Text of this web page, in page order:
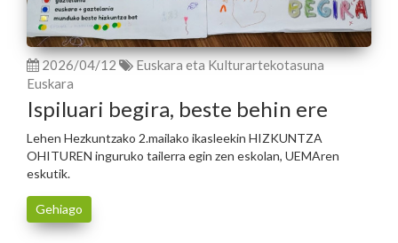
2026/04/12
Euskara eta Kulturartekotasuna
Euskara
Ispiluari begira, beste behin ere
Lehen Hezkuntzako 2.mailako ikasleekin HIZKUNTZA
OHITUREN inguruko tailerra egin zen eskolan, UEMAren
eskutik.
Gehiago